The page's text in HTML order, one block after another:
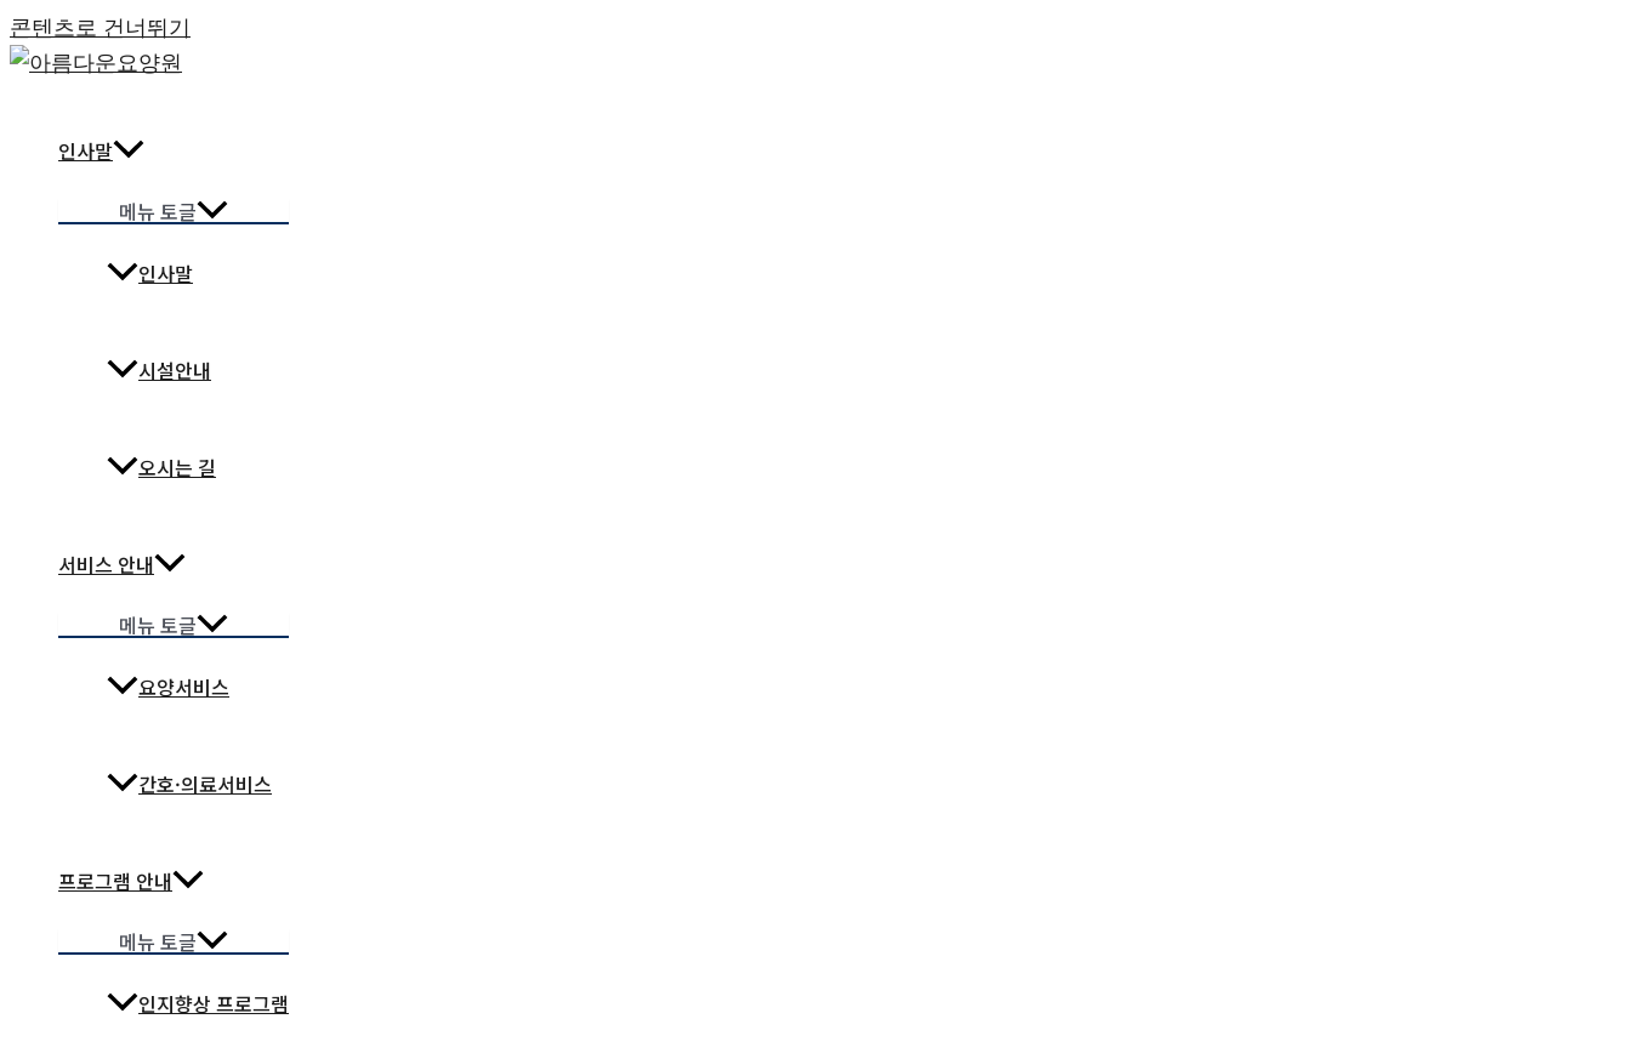
콘텐츠로 건너뛰기
인사말
메뉴 토글
인사말
시설안내
오시는 길
서비스 안내
메뉴 토글
요양서비스
간호·의료서비스
프로그램 안내
메뉴 토글
인지향상 프로그램